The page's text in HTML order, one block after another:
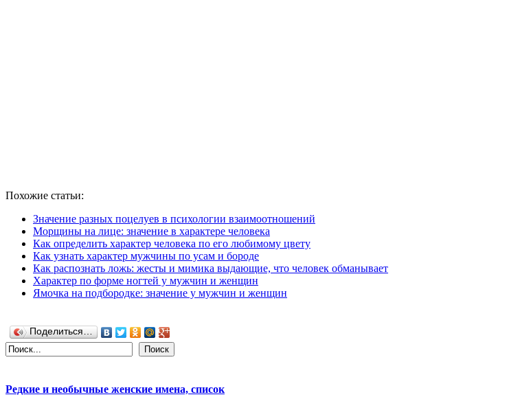
Похожие статьи:
Значение разных поцелуев в психологии взаимоотношений
Морщины на лице: значение в характере человека
Как определить характер человека по его любимому цвету
Как узнать характер мужчины по усам и бороде
Как распознать ложь: жесты и мимика выдающие, что человек обманывает
Характер по форме ногтей у мужчин и женщин
Ямочка на подбородке: значение у мужчин и женщин
Поделиться…
Поиск
Редкие и необычные женские имена, список